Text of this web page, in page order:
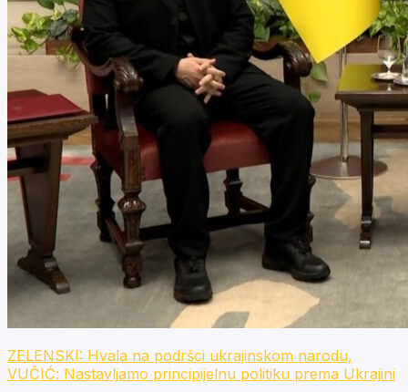
ZELENSKI: Hvala na podršci ukrajinskom narodu,
VUČIĆ: Nastavljamo principijelnu politiku prema Ukrajini